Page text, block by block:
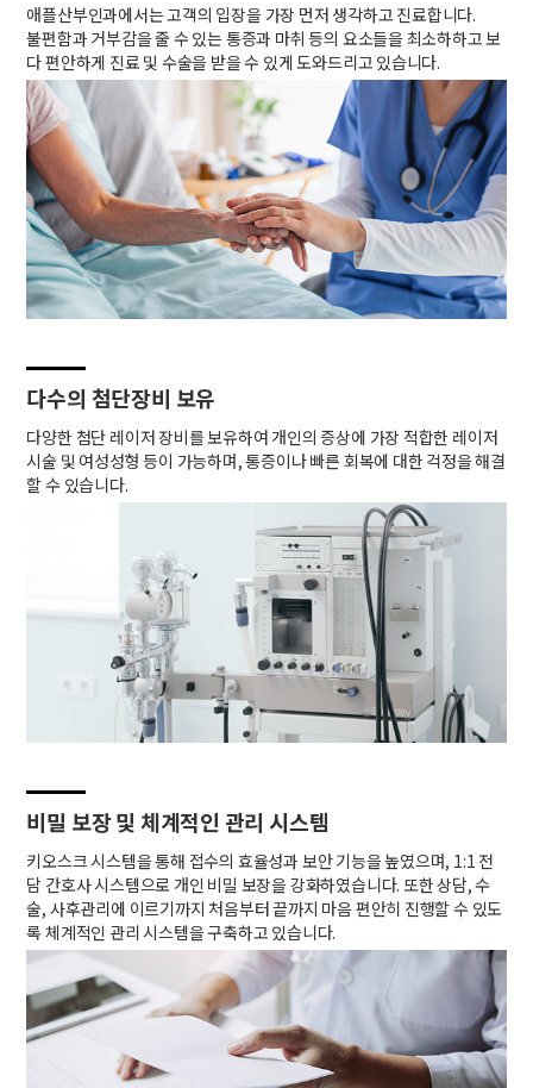
애플산부인과에서는 고객의 입장을 가장 먼저 생각하고 진료합니다.
불편함과 거부감을 줄 수 있는 통증과 마취 등의 요소들을 최소하하고 보
다 편안하게 진료 및 수술을 받을 수 있게 도와드리고 있습니다.
다수의 첨단장비 보유
다양한 첨단 레이저 장비를 보유하여 개인의 증상에 가장 적합한 레이저
시술 및 여성성형 등이 가능하며, 통증이나 빠른 회복에 대한 걱정을 해결
할 수 있습니다.
비밀 보장 및 체계적인 관리 시스템
키오스크 시스템을 통해 접수의 효율성과 보안 기능을 높였으며, 1:1 전
담 간호사 시스템으로 개인 비밀 보장을 강화하였습니다. 또한 상담, 수
술, 사후관리에 이르기까지 처음부터 끝까지 마음 편안히 진행할 수 있도
록 체계적인 관리 시스템을 구축하고 있습니다.